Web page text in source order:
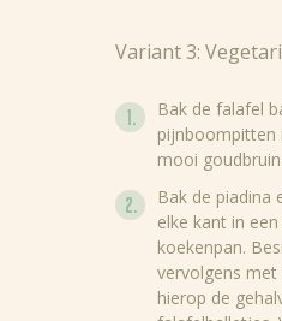
Variant 3:
Bak de falafel
pijnboompitten
mooi goudbruin.
Bak de piadina
elke kant in
koekenpan.
vervolgens
hierop de